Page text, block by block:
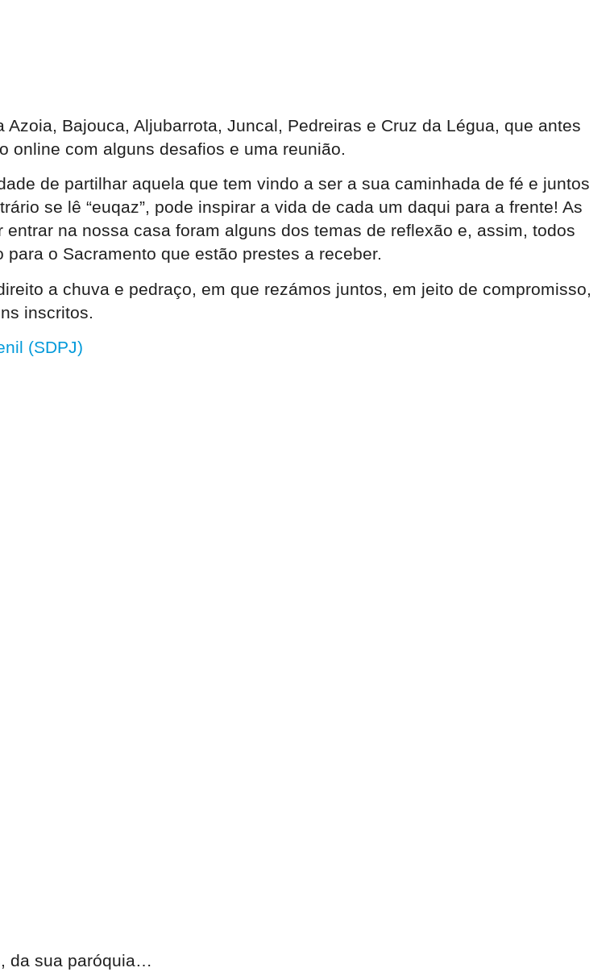
Bajouca, Aljubarrota, Juncal, Pedreiras e Cruz da Légua, que antes
online com alguns desafios e uma reunião.
de partilhar aquela que tem vindo a ser a sua caminhada de fé e juntos
se lê “euqaz”, pode inspirar a vida de cada um daqui para a frente! As
na nossa casa foram alguns dos temas de reflexão e, assim, todos
o Sacramento que estão prestes a receber.
a chuva e pedraço, em que rezámos juntos, em jeito de compromisso,
inscritos.
(SDPJ)
da sua paróquia…